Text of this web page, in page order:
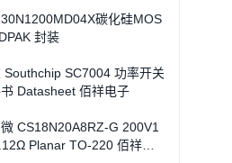
碳化硅MOS
封装
Southchip SC7004 功率开关
Datasheet 佰祥电子
CS18N20A8RZ-G 200V1
Planar TO-220 佰祥电